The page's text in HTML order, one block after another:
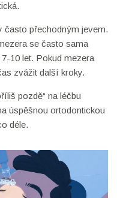
často přechodným jevem.
se často sama
10 let. Pokud mezera
zvážit další kroky.
pozdě“ na léčbu
úspěšnou ortodontickou
déle.